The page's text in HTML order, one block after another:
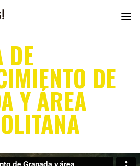
DE
DE
Y ÁREA